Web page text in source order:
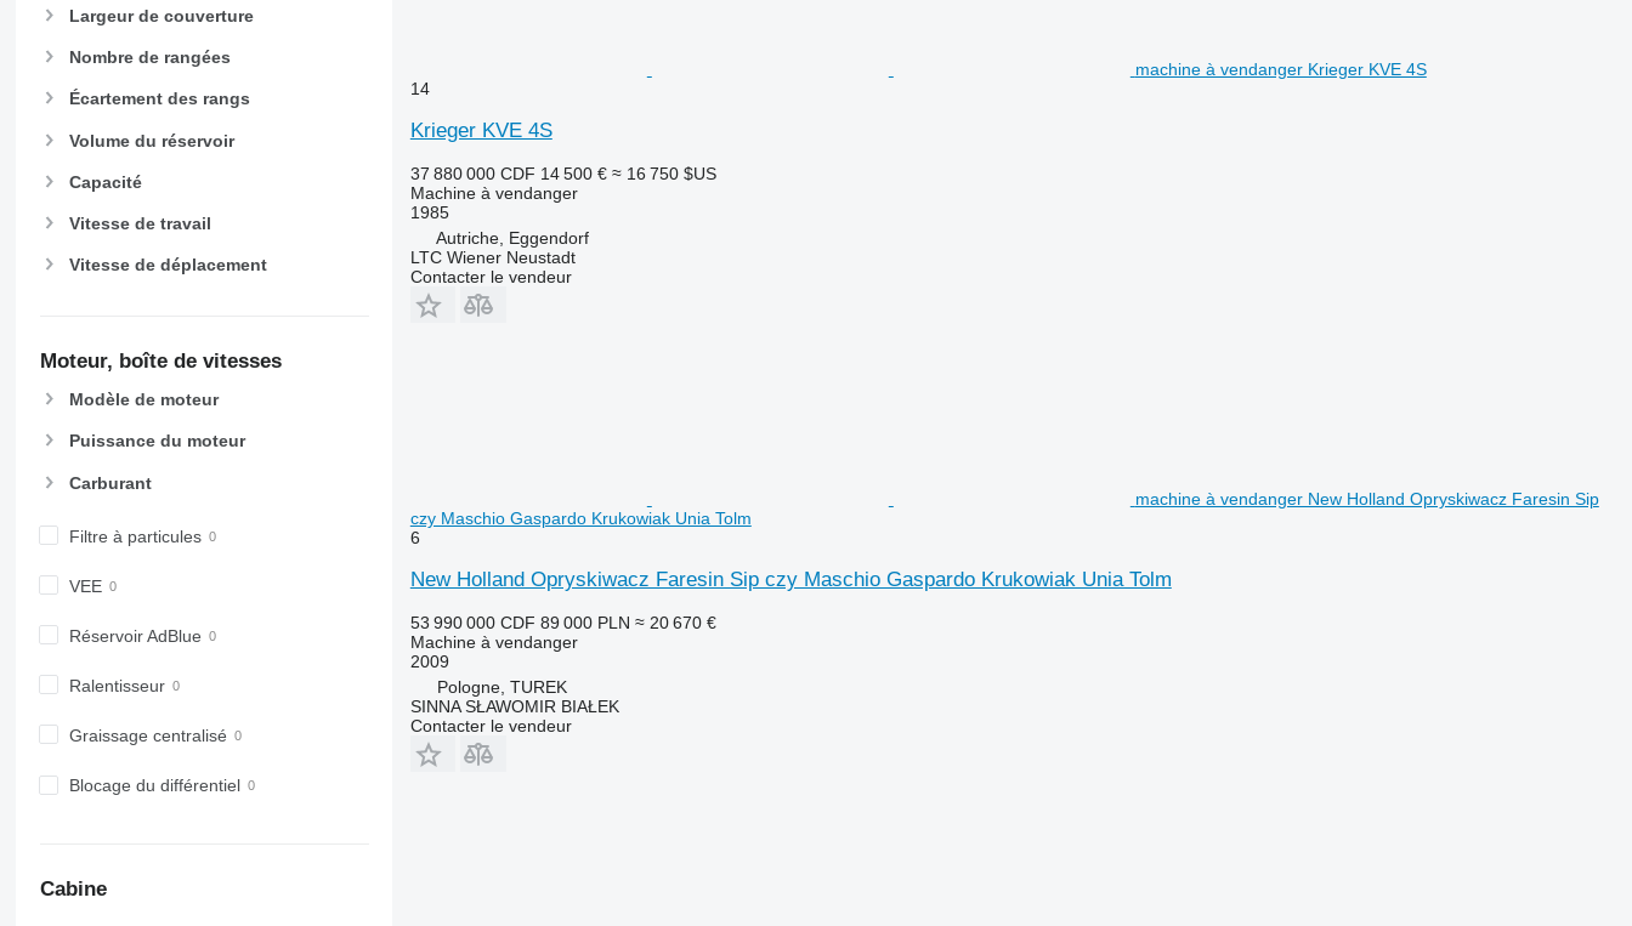
Largeur de couverture
Nombre de rangées
Écartement des rangs
Volume du réservoir
Capacité
Vitesse de travail
Vitesse de déplacement
Moteur, boîte de vitesses
Modèle de moteur
Puissance du moteur
Carburant
Filtre à particules
VEE
Réservoir AdBlue
Ralentisseur
Graissage centralisé
Blocage du différentiel
Cabine
machine à vendanger Krieger KVE 4S
14
Krieger KVE 4S
37 880 000 CDF 14 500 € ≈ 16 750 $US
Machine à vendanger
1985
Autriche, Eggendorf
LTC Wiener Neustadt
Contacter le vendeur
machine à vendanger New Holland Opryskiwacz Faresin Sip
czy Maschio Gaspardo Krukowiak Unia Tolm
6
New Holland Opryskiwacz Faresin Sip czy Maschio Gaspardo Krukowiak Unia Tolm
53 990 000 CDF 89 000 PLN ≈ 20 670 €
Machine à vendanger
2009
Pologne, TUREK
SINNA SŁAWOMIR BIAŁEK
Contacter le vendeur